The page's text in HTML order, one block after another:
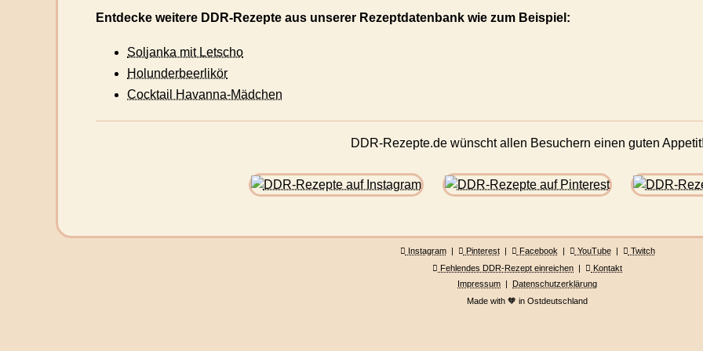
Entdecke weitere DDR-Rezepte aus unserer Rezeptdatenbank wie zum Beispiel:
Soljanka mit Letscho
Holunderbeerlikör
Cocktail Havanna-Mädchen
DDR-Rezepte.de wünscht allen Besuchern einen guten
Instagram| Pinterest| Facebook | YouTube|
Twitch
Fehlendes DDR-Rezept einreichen |
Kontakt
Impressum | Datenschutzerklärung
Made with 🧡 in Ostdeutschland